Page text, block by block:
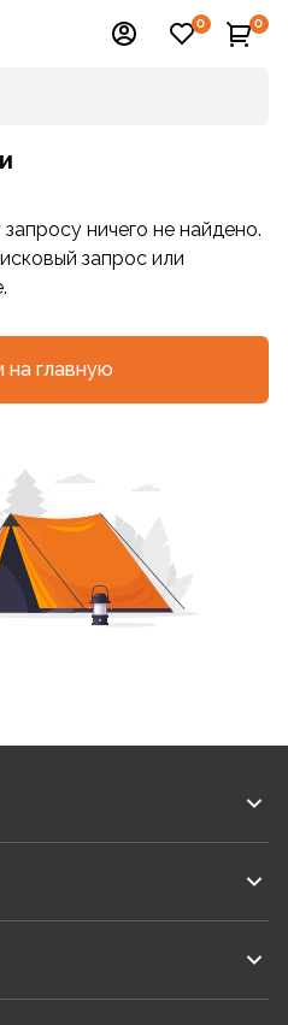
0 0
ничего не найдено.
запрос или
на главную